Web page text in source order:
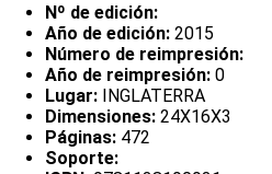
Nº de edición:
Año de edición: 2015
Número de reimpresión:
Año de reimpresión: 0
Lugar: INGLATERRA
Dimensiones: 24X16X3
Páginas: 472
Soporte: